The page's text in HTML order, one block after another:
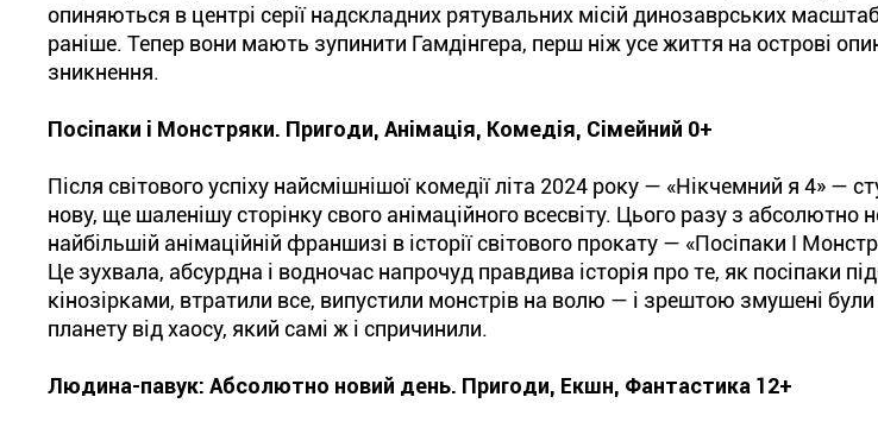
опиняються в центрі серії надскладних рятувальних місій динозаврських
раніше. Тепер вони мають зупинити Гамдінгера, перш ніж усе життя на острові
зникнення.
Посіпаки і Монстряки. Пригоди, Анімація, Комедія, Сімейний 0+
Після світового успіху найсмішнішої комедії літа 2024 року — «Нікчемний я 4» —
нову, ще шаленішу сторінку свого анімаційного всесвіту. Цього разу з
найбільшій анімаційній франшизі в історії світового прокату — «Посіпаки І
Це зухвала, абсурдна і водночас напрочуд правдива історія про те, як посіпаки
кінозірками, втратили все, випустили монстрів на волю — і зрештою змушені
планету від хаосу, який самі ж і спричинили.
Людина-павук: Абсолютно новий день. Пригоди, Екшн, Фантастика 12+